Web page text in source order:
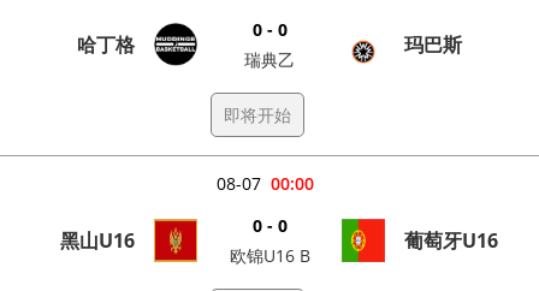
哈丁格
0 - 0
瑞典乙
玛巴斯
即将开始
00:00
08-07
黑山U16
0 - 0
欧锦U16 B
葡萄牙U16